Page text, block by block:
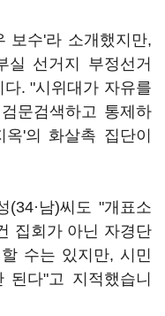
보수'라 소개했지만,
실 선거지 부정선거
. "시위대가 자유를
문검색하고 통제하
'의 화살촉 집단이
(34·남)씨도 "개표소
집회가 아닌 자경단
수는 있지만, 시민
다"고 지적했습니